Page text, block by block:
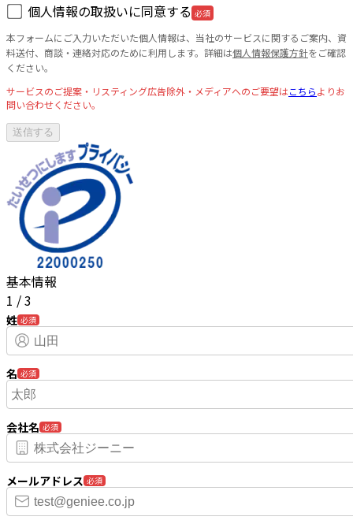
個人情報の取扱いに同意する 必須
本フォームにご入力いただいた個人情報は、当社のサービスに関するご案内、資
料送付、商談・連絡対応のために利用します。詳細は個人情報保護方針をご確認
ください。
サービスのご提案・リスティング広告除外・メディアへのご要望はこちらよりお
問い合わせください。
基本情報
1 /3
姓 必須
名 必須
会社名 必須
メールアドレス 必須